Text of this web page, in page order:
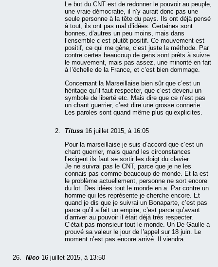
Le but du CNT est de redonner le pouvoir au peuple,
une vraie démocratie, il n’y aurait donc pas une
seule personne à la tête du pays. Ils ont déjà pensé
à tout, ils ont pas mal d’idées. Certaines sont
bonnes, d’autres un peu moins, mais dans
l’ensemble c’est plutôt positif. Ce mouvement est
positif, ce qui me gêne, c’est juste la méthode. Par
contre certes beaucoup de gens sont prêts à suivre
le mouvement, mais pas assez, une minorité en fait
à l’échelle de la France, et c’est bien dommage.
Concernant la Marseillaise bien sûr que c’est un
héritage qu’il faut respecter, que c’est devenu un
symbole de liberté etc. Mais dire que ce n’est pas
un chant guerrier, c’est dire une grosse connerie.
Les paroles sont quand même plus qu’explicites.
Tituss 16 juillet 2015, à 16:05
Pour la marseillaise je suis d’accord que c’est un
chant guerrier, mais quand les circonstances
l’exigent ils faut se sortir les doigt du clavier.
Je ne suivrai pas le CNT, parce que je ne les
connais pas comme beaucoup de monde. Et la est
le problème actuellement, personne ne sort encore
du lot. Des idées tout le monde en a. Par contre un
homme qui les représente je cherche encore. Et
quand je dis que je suivrai un Bonaparte, c’est pas
parce qu’il a fait un empire, c’est parce qu’avant
d’arriver au pouvoir il était déjà très respecter.
C’était pas monsieur tout le monde. Un De Gaulle a
prouvé sa valeur le jour de l’appel sur 18 juin. Le
moment n’est pas encore arrivé. Il viendra.
Nico 16 juillet 2015, à 13:50